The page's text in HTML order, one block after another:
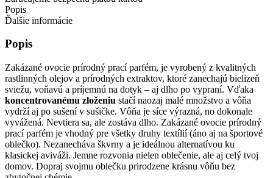
Popis
Ďalšie informácie
Popis
Zakázané ovocie prírodný prací parfém, je vyrobený z kvalitných
rastlinných olejov a prírodných extraktov, ktoré zanechajú bielizeň
sviežu, voňavú a príjemnú na dotyk – aj dlho po vypraní. Vďaka
koncentrovanému zloženiu stačí naozaj malé množstvo a vôňa
vydrží aj po sušení v sušičke. Vôňa je síce výrazná, no dokonale
vyvážená. Nevtiera sa, ale zostáva dlho. Zakázané ovocie prírodný
prací parfém je vhodný pre všetky druhy textílií (áno aj na športové
oblečko). Nezanecháva škvrny a je ideálnou alternatívou ku
klasickej aviváži. Jemne rozvonia nielen oblečenie, ale aj celý tvoj
domov. Dopraj svojmu oblečku prirodzene krásnu vôňu bez